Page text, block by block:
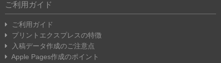
ご利用ガイド
ご利用ガイド
プリントエクスプレスの特徴
入稿データ作成のご注意点
Apple Pages作成のポイント